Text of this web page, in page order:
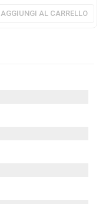
AGGIUNGI AL CARRELLO